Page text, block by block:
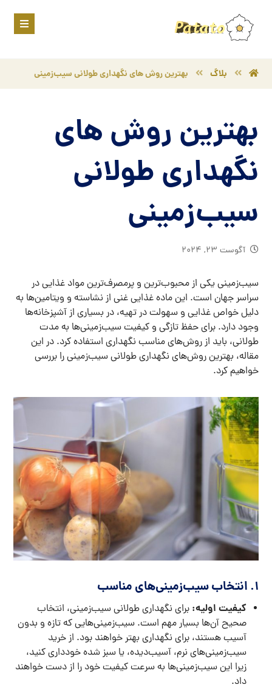
بلاگ بهترین روش های نگهداری طولانی سیب‌زمینی
بهترین روش های
نگهداری طولانی
سیب‌زمینی
آگوست ۲۳, ۲۰۲۴
سیب‌زمینی یکی از محبوب‌ترین و پرمصرف‌ترین مواد غذایی در
سراسر جهان است. این ماده غذایی غنی از نشاسته و ویتامین‌ها به
دلیل خواص غذایی و سهولت در تهیه، در بسیاری از آشپزخانه‌ها
وجود دارد. برای حفظ تازگی و کیفیت سیب‌زمینی‌ها به مدت
طولانی، باید از روش‌های مناسب نگهداری استفاده کرد. در این
مقاله، بهترین روش‌های نگهداری طولانی سیب‌زمینی را بررسی
خواهیم کرد.
1. انتخاب سیب‌زمینی‌های مناسب
کیفیت اولیه:برای نگهداری طولانی سیب‌زمینی، انتخاب
صحیح آن‌ها بسیار مهم است. سیب‌زمینی‌هایی که تازه و بدون
آسیب هستند، برای نگهداری بهتر خواهند بود. از خرید
سیب‌زمینی‌های نرم، آسیب‌دیده، یا سبز شده خودداری کنید،
زیرا این سیب‌زمینی‌ها به سرعت کیفیت خود را از دست خواهند
داد.